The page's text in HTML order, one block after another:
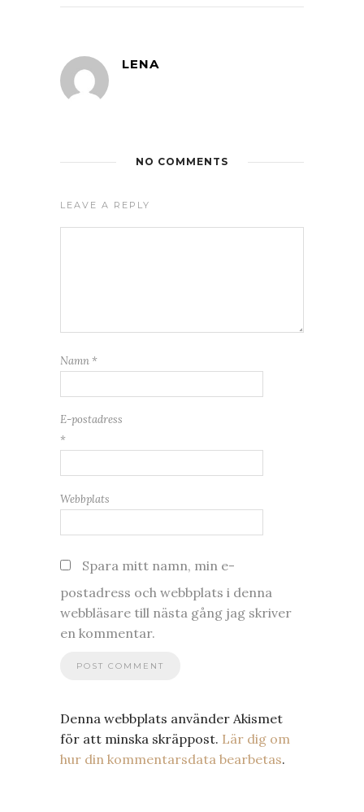
LENA
NO COMMENTS
LEAVE A REPLY
Namn *
E-postadress
*
Webbplats
Spara mitt namn, min e-
postadress och webbplats i denna
webbläsare till nästa gång jag skriver
en kommentar.
Denna webbplats använder Akismet
för att minska skräppost. Lär dig om
hur din kommentarsdata bearbetas.